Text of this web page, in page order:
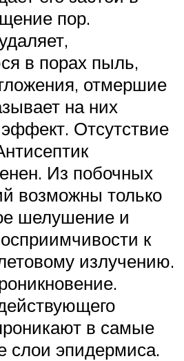
пор.
в порах пыль,
отмершие
на них
Отсутствие
Из побочных
возможны только
шелушение и
к
излучению.
в самые
слои эпидермиса.